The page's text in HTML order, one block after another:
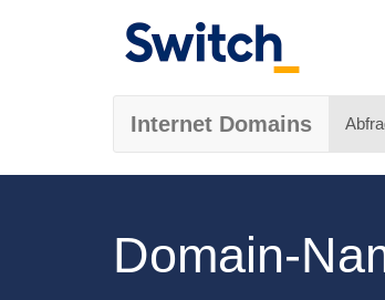
Internet Domains
Domain-